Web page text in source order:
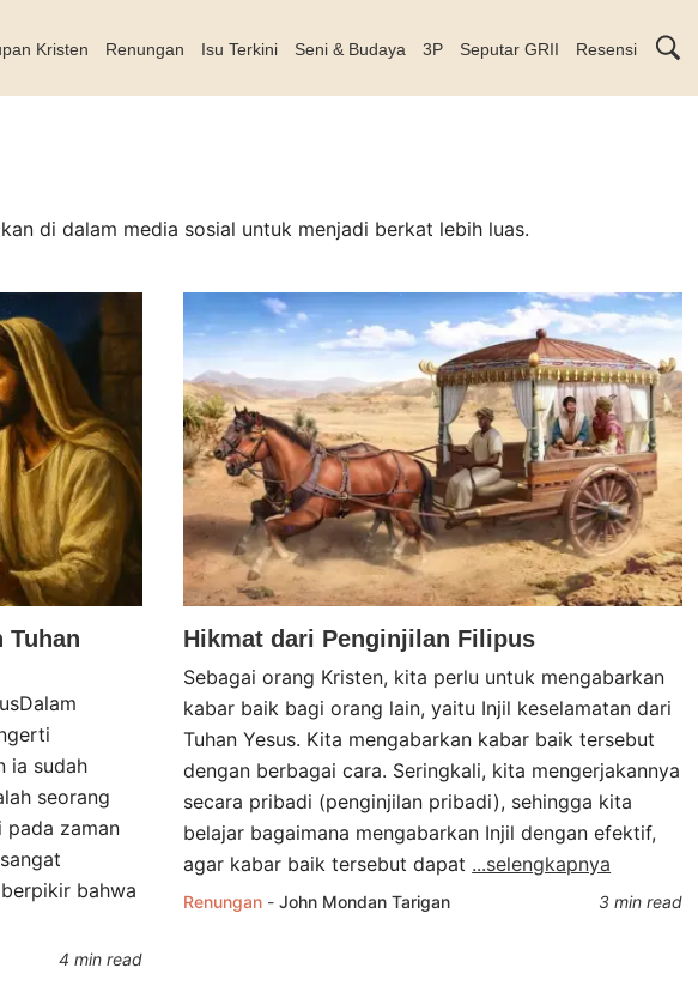
Kristen Renungan Isu Terkini Seni & Budaya 3P Seputar GRII Resensi
di dalam media sosial untuk menjadi berkat lebih luas.
Tuhan
ia sudah
seorang
pada zaman
bahwa
4 min read
Hikmat dari Penginjilan Filipus
Sebagai orang Kristen, kita perlu untuk mengabarkan
kabar baik bagi orang lain, yaitu Injil keselamatan dari
Tuhan Yesus. Kita mengabarkan kabar baik tersebut
dengan berbagai cara. Seringkali, kita mengerjakannya
secara pribadi (penginjilan pribadi), sehingga kita
belajar bagaimana mengabarkan Injil dengan efektif,
agar kabar baik tersebut dapat ...selengkapnya
Renungan -John Mondan Tarigan 3 min read